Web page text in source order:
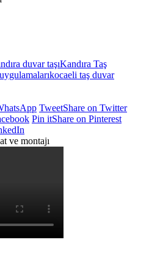
duvar taşıKandıra Taş
kocaeli taş duvar
TweetShare on Twitter
Pin itShare on Pinterest
ve montajı